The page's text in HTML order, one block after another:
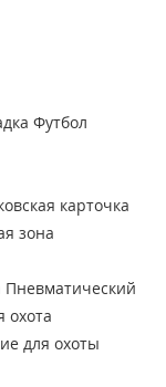
Футбол
карточка
зона
Пневматический
охота
для охоты